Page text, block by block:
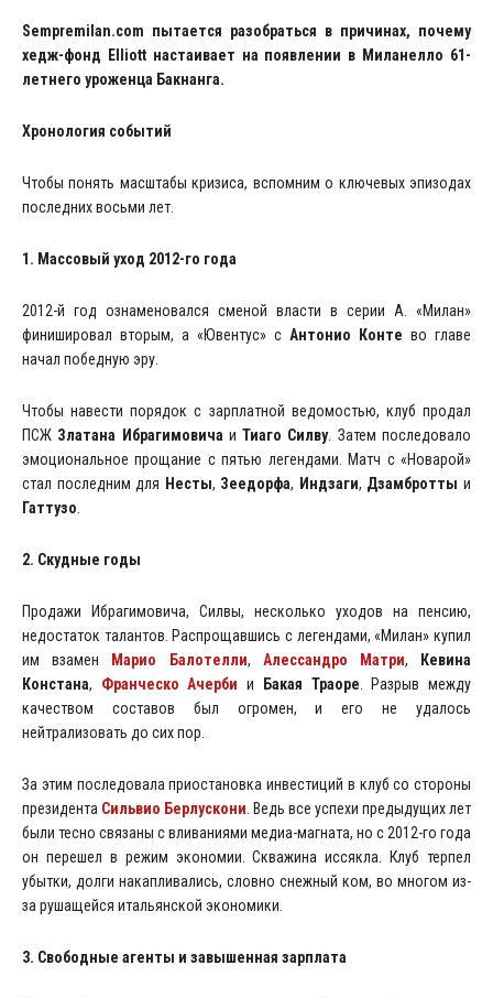
Sempremilan.com пытается разобраться в причинах, почему
хедж-фонд
Elliott настаивает на появлении в Миланелло 61-
летнего уроженца Бакнанга.
Хронология событий
Чтобы понять масштабы кризиса, вспомним о ключевых эпизодах
последних восьми лет.
1. Массовый уход 2012-го года
2012-й год ознаменовался сменой власти в серии А. «Милан»
финишировал вторым, а «Ювентус» с Антонио Конте во главе
начал победную эру.
Чтобы навести порядок с зарплатной ведомостью, клуб продал
ПСЖ Златана Ибрагимовича иТиаго Силву. Затем последовало
эмоциональное прощание с пятью легендами. Матч с «Новарой»
стал последним для Несты, Зеедорфа, Индзаги, Дзамбротты и
Гаттузо
2. Скудные годы
Продажи Ибрагимовича, Силвы, несколько уходов на пенсию,
недостаток талантов. Распрощавшись с легендами, «Милан» купил
им взамен
Марио Балотелли, Алессандро Матри,
Кевина
Констана, Франческо Ачерби и Бакая Траоре . Разрыв между
качеством составов был огромен, и его не удалось
нейтрализовать до сих пор.
За этим последовала приостановка инвестиций в клуб со стороны
президента Сильвио Берлускони . Ведь все успехи предыдущих лет
были тесно связаны с вливаниями медиа-магната, но с 2012-го года
он перешел в режим экономии. Скважина иссякла. Клуб терпел
убытки, долги накапливались, словно снежный ком, во многом из-
за рушащейся итальянской экономики.
3. Свободные агенты и завышенная зарплата